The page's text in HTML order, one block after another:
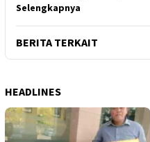
Selengkapnya
BERITA TERKAIT
HEADLINES